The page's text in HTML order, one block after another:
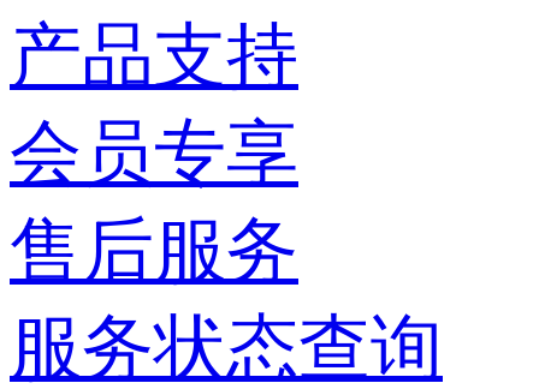
产品支持
会员专享
售后服务
服务状态查询